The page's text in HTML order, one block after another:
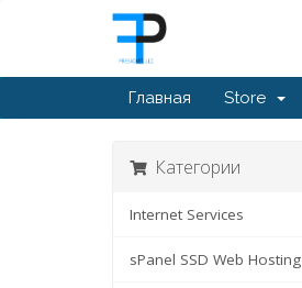
Главная Store
Категории
Internet Services
sPanel SSD Web Hosting